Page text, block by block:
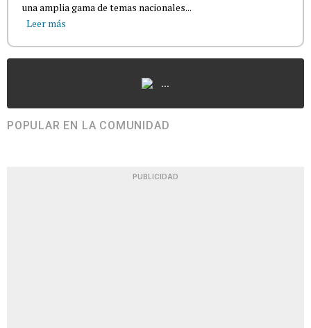
una amplia gama de temas nacionales...
Leer más
...
POPULAR EN LA COMUNIDAD
PUBLICIDAD